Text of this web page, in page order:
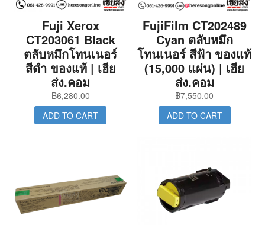
Fuji Xerox
CT203061 Black
ตลับหมึกโทนเนอร์
สีดำ ของแท้ | เฮีย
ส่ง.คอม
฿6,280.00
ADD TO CART
FujiFilm CT202489
Cyan ตลับหมึก
โทนเนอร์ สีฟ้า ของแท้
(15,000 แผ่น) | เฮีย
ส่ง.คอม
฿7,550.00
ADD TO CART